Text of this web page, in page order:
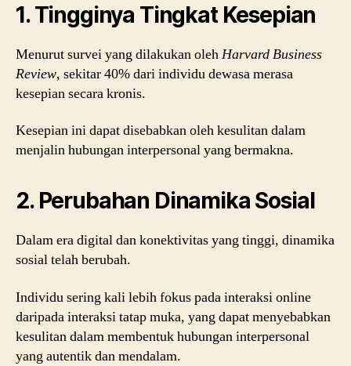
1. Tingginya Tingkat Kesepian
Menurut survei yang dilakukan olehHarvard Business
Review, sekitar 40% dari individu dewasa merasa
kesepian secara kronis.
Kesepian ini dapat disebabkan oleh kesulitan dalam
menjalin hubungan interpersonal yang bermakna.
2. Perubahan Dinamika Sosial
Dalam era digital dan konektivitas yang tinggi, dinamika
sosial telah berubah.
Individu sering kali lebih fokus pada interaksi online
daripada interaksi tatap muka, yang dapat menyebabkan
kesulitan dalam membentuk hubungan interpersonal
yang autentik dan mendalam.